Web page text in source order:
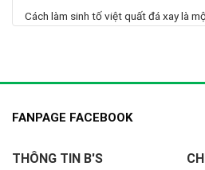
Cách làm sinh tố việt quất đá xay là
FANPAGE FACEBOOK
THÔNG TIN B'S